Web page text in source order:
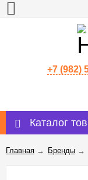
+7 (982)
Каталог
Главная → Бренды →